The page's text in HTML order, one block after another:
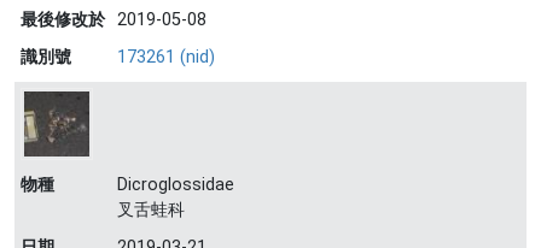
最後修改於 2019-05-08
識別號
173261 (nid)
物種
Dicroglossidae
叉舌蛙科